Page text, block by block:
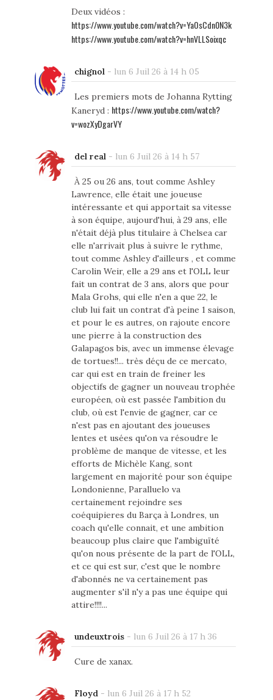
Deux vidéos :
https://www.youtube.com/watch?v=YaOsCdn0N3k
https://www.youtube.com/watch?v=hnVLLSoixqc
chignol- lun 6 Juil 26 à 14 h 05
Les premiers mots de Johanna Rytting
Kaneryd : https://www.youtube.com/watch?
v=wozXyDgarVY
del real- lun 6 Juil 26 à 14 h 57
À 25 ou 26 ans, tout comme Ashley
Lawrence, elle était une joueuse
intéressante et qui apportait sa vitesse
à son équipe, aujourd'hui, à 29 ans, elle
n'était déjà plus titulaire à Chelsea car
elle n'arrivait plus à suivre le rythme,
tout comme Ashley d'ailleurs , et comme
Carolin Weir, elle a 29 ans et l'OLL leur
fait un contrat de 3 ans, alors que pour
Mala Grohs, qui elle n'en a que 22, le
club lui fait un contrat d'à peine 1 saison,
et pour le es autres, on rajoute encore
une pierre à la construction des
Galapagos bis, avec un immense élevage
de tortues!!... très déçu de ce mercato,
car qui est en train de freiner les
objectifs de gagner un nouveau trophée
européen, où est passée l'ambition du
club, où est l'envie de gagner, car ce
n'est pas en ajoutant des joueuses
lentes et usées qu'on va résoudre le
problème de manque de vitesse, et les
efforts de Michèle Kang, sont
largement en majorité pour son équipe
Londonienne, Paralluelo va
certainement rejoindre ses
coéquipieres du Barça à Londres, un
coach qu'elle connait, et une ambition
beaucoup plus claire que l'ambiguïté
qu'on nous présente de la part de l'OLL,
et ce qui est sur, c'est que le nombre
d'abonnés ne va certainement pas
augmenter s'il n'y a pas une équipe qui
attire!!!!...
undeuxtrois- lun 6 Juil 26 à 17 h 36
Cure de xanax.
Floyd- lun 6 Juil 26 à 17 h 52